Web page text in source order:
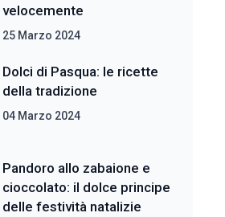
velocemente
25 Marzo 2024
Dolci di Pasqua: le ricette
della tradizione
04 Marzo 2024
Pandoro allo zabaione e
cioccolato: il dolce principe
delle festività natalizie